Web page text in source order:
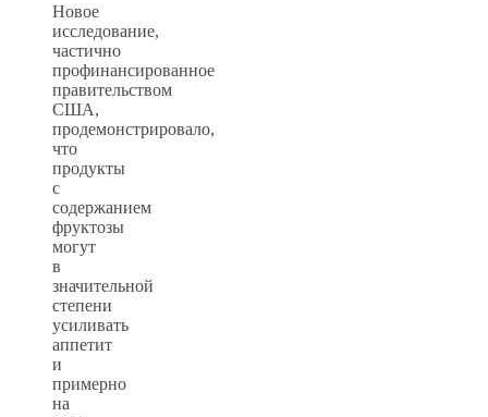
Новое
исследование,
частично
профинансированное
правительством
США,
продемонстрировало,
что
продукты
с
содержанием
фруктозы
могут
в
значительной
степени
усиливать
аппетит
и
примерно
на